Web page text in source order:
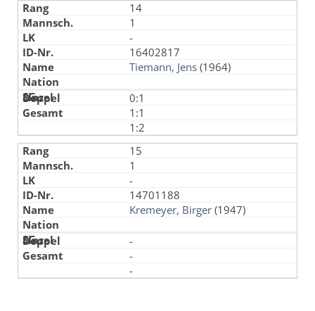
14
1
-
16402817
Tiemann, Jens (1964)
0:1
1:1
1:2
15
1
-
14701188
Kremeyer, Birger (1947)
-
-
-